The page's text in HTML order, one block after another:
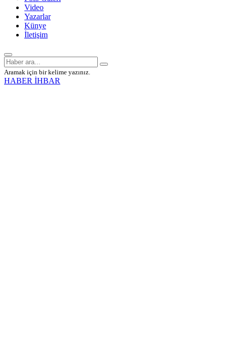
Video
Yazarlar
Künye
İletişim
Aramak için bir kelime yazınız.
HABER İHBAR